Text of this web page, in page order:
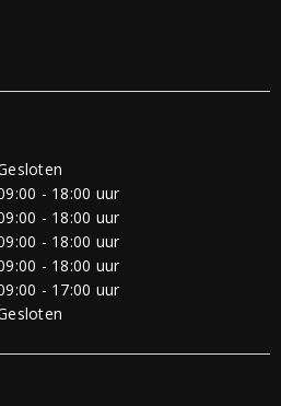
- 18:00 uur
- 18:00 uur
- 18:00 uur
- 18:00 uur
- 17:00 uur